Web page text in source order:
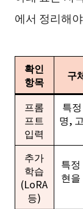
에서 정리해
확인
항목
구
프롬
프트
입력
특
명,
추가
학습
(LoRA
등)
특
현